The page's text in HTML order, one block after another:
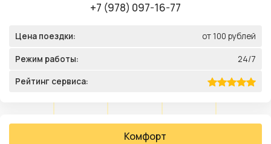
+7 (978) 097-16-77
Цена поездки: от 100 рублей
Режим работы: 24/7
Рейтинг сервиса:
Комфорт